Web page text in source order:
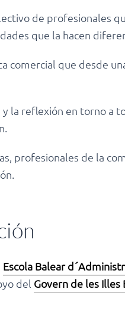
de profesionales
que la hacen
comercial que desde
la reflexión en torno a
profesionales de la
Escola Balear
del Govern de les Illes